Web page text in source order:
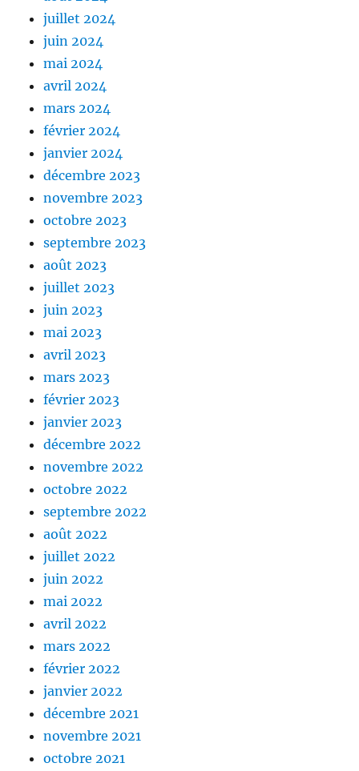
juillet 2024
juin 2024
mai 2024
avril 2024
mars 2024
février 2024
janvier 2024
décembre 2023
novembre 2023
octobre 2023
septembre 2023
août 2023
juillet 2023
juin 2023
mai 2023
avril 2023
mars 2023
février 2023
janvier 2023
décembre 2022
novembre 2022
octobre 2022
septembre 2022
août 2022
juillet 2022
juin 2022
mai 2022
avril 2022
mars 2022
février 2022
janvier 2022
décembre 2021
novembre 2021
octobre 2021